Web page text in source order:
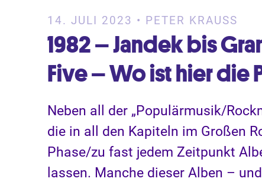
14. JULI 2023 • PETER KRAUSS
1982 – Jandek bis
Five – Wo ist hier die
Neben all der „Populärmusik/
die in all den Kapiteln im Großen
Phase/zu fast jedem Zeitpunkt
lassen. Manche dieser Alben –